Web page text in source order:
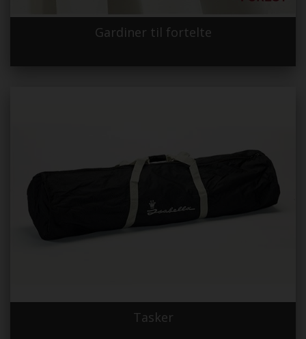
Gardiner til fortelte
Tasker